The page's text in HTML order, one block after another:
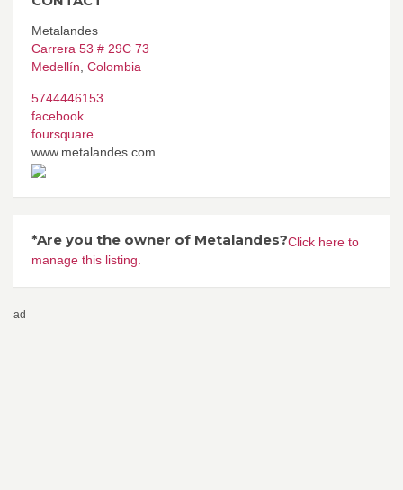
Metalandes
Carrera 53 # 29C 73
Medellín Colombia
5744446153
facebook
foursquare
www.metalandes.com
*Are you the owner of Metalandes?Click here to
manage this listing.
ad